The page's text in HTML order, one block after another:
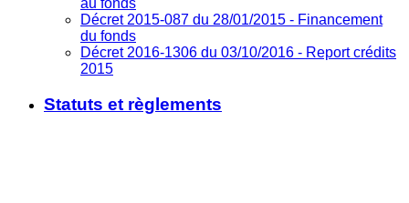
Décret 2015-087 du 28/01/2015 - Financement
du fonds
Décret 2016-1306 du 03/10/2016 - Report crédits
2015
Statuts et règlements